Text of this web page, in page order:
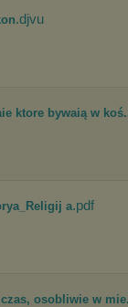
.djvu
ktore bywaią w
a.pdf
osobliwie w